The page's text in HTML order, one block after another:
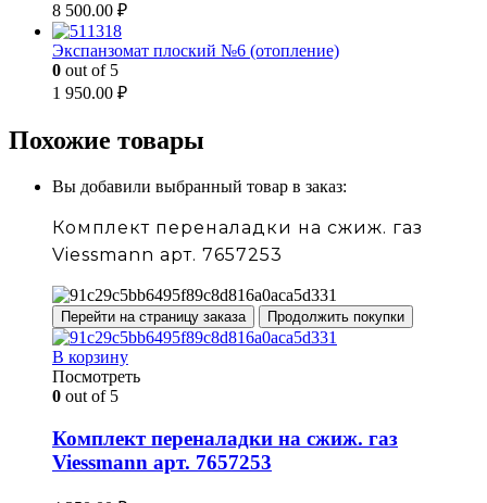
8 500.00 ₽
Экспанзомат плоский №6 (отопление)
0 out of 5
1 950.00 ₽
Похожие товары
Вы добавили выбранный товар в заказ:
Комплект переналадки на сжиж. газ
Viessmann арт. 7657253
Перейти на страницу заказа Продолжить покупки
В корзину
Посмотреть
0 out of 5
Комплект переналадки на сжиж. газ
Viessmann арт. 7657253